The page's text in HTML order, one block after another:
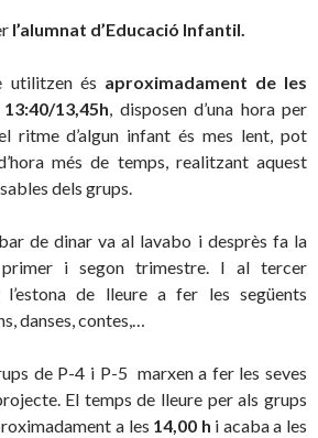
l’alumnat d’Educació Infantil.
utilitzen és aproximadament de les
13,45h, disposen d’una hora per
ritme d’algun infant és mes lent, pot
més de temps, realitzant aquest
dels grups.
de dinar va al lavabo i desprès fa la
i segon trimestre. I al tercer
de lleure a fer les següents
danses, contes,…
de P-4 i P-5 marxen a fer les seves
El temps de lleure per als grups
a les 14,00 h i acaba a les